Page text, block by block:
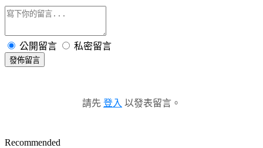
公開留言 私密留言
發佈留言
請先 登入 以發表留言。
Recommended